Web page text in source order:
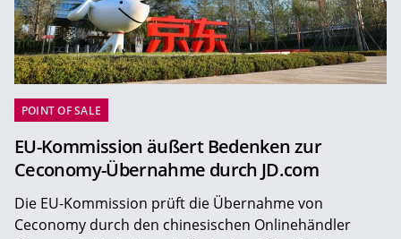
POINT OF SALE
EU-Kommission äußert Bedenken zur
Ceconomy-Übernahme durch JD.com
Die EU-Kommission prüft die Übernahme von
Ceconomy durch den chinesischen Onlinehändler